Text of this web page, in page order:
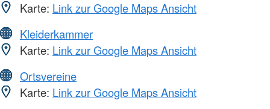
Karte: Link zur Google Maps Ansicht
Kleiderkammer
Karte: Link zur Google Maps Ansicht
Ortsvereine
Karte: Link zur Google Maps Ansicht